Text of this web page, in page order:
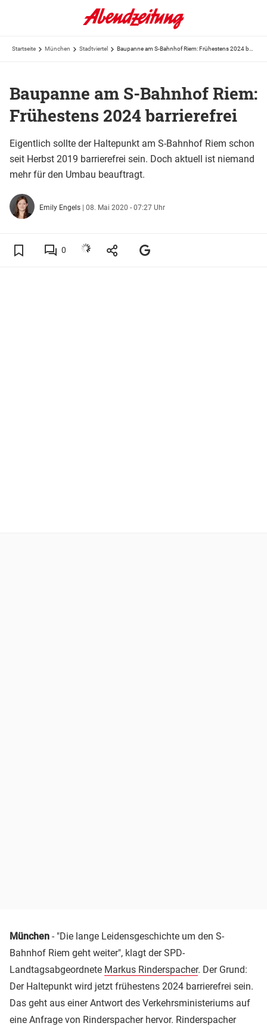
Startseite München Stadtviertel
Baupanne am S-Bahnhof Riem:
Frühestens 2024 barrierefrei
Eigentlich sollte der Haltepunkt am S-Bahnhof Riem schon
seit Herbst 2019 barrierefrei sein. Doch aktuell ist niemand
mehr für den Umbau beauftragt.
Emily Engels | 08. Mai 2020 - 07:27 Uhr
0
München - "Die lange Leidensgeschichte um den S-
Bahnhof Riem geht weiter", klagt der SPD-
Landtagsabgeordnete Markus Rinderspacher. Der Grund:
Der Haltepunkt wird jetzt frühestens 2024 barrierefrei sein.
Das geht aus einer Antwort des Verkehrsministeriums auf
eine Anfrage von Rinderspacher hervor. Rinderspacher